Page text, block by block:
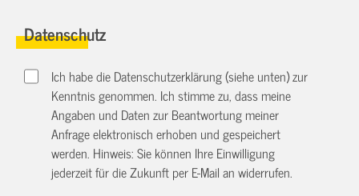
Datenschutz
Ich habe die Datenschutzerklärung (siehe unten) zur
Kenntnis genommen. Ich stimme zu, dass meine
Angaben und Daten zur Beantwortung meiner
Anfrage elektronisch erhoben und gespeichert
werden. Hinweis: Sie können Ihre Einwilligung
jederzeit für die Zukunft per E-Mail anwiderrufen.